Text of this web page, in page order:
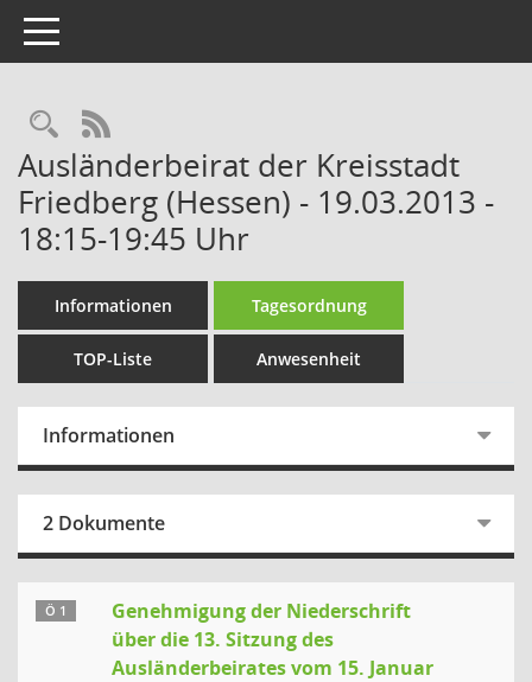
Toggle navigation
Rechercheauswahl
RSS-Feed
Ausländerbeirat der Kreisstadt
Friedberg (Hessen) - 19.03.2013 -
18:15-19:45 Uhr
Informationen Tagesordnung
TOP-Liste Anwesenheit
Informationen
2 Dokumente
Ö 1
Genehmigung der Niederschrift
über die 13. Sitzung des
Ausländerbeirates vom 15. Januar